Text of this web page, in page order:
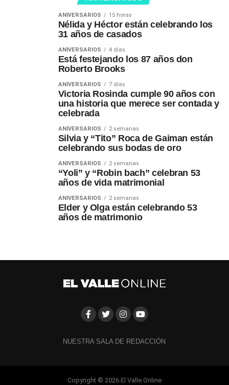
ANIVERSARIOS 15 horas
Nélida y Héctor están celebrando los
31 años de casados
ANIVERSARIOS 4 días
Está festejando los 87 años don
Roberto Brooks
ANIVERSARIOS 7 días
Victoria Rosinda cumple 90 años con
una historia que merece ser contada y
celebrada
ANIVERSARIOS 2 semanas
Silvia y “Tito” Roca de Gaiman están
celebrando sus bodas de oro
ANIVERSARIOS 2 semanas
“Yoli” y “Robin bach” celebran 53
años de vida matrimonial
ANIVERSARIOS 2 semanas
Elder y Olga están celebrando 53
años de matrimonio
NUESTRA SALA DE REDACCIÓN
Copyright © 2026 El Valle Online